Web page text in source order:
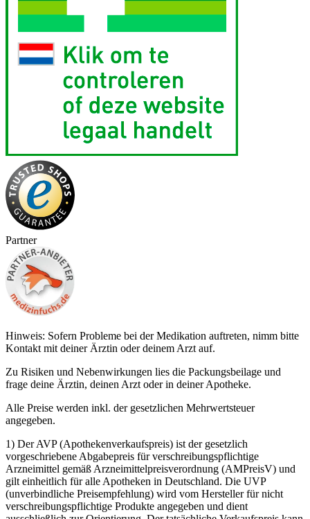
Partner
Hinweis: Sofern Probleme bei der Medikation auftreten, nimm bitte
Kontakt mit deiner Ärztin oder deinem Arzt auf.
Zu Risiken und Nebenwirkungen lies die Packungsbeilage und
frage deine Ärztin, deinen Arzt oder in deiner Apotheke.
Alle Preise werden inkl. der gesetzlichen Mehrwertsteuer
angegeben.
1) Der AVP (Apothekenverkaufspreis) ist der gesetzlich
vorgeschriebene Abgabepreis für verschreibungspflichtige
Arzneimittel gemäß Arzneimittelpreisverordnung (AMPreisV) und
gilt einheitlich für alle Apotheken in Deutschland. Die UVP
(unverbindliche Preisempfehlung) wird vom Hersteller für nicht
verschreibungspflichtige Produkte angegeben und dient